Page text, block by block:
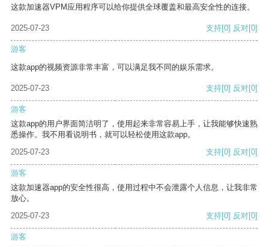
这款加速器VPM应用程序可以给你提供全球覆盖和最高安全性的连接。
2025-07-23 支持[0] 反对[0]
游客
这款app的视频资源非常丰富，可以满足我不同的娱乐需求。
2025-07-23 支持[0] 反对[0]
游客
这款app的用户界面简洁明了，使用起来非常容易上手，让我能够快速熟
悉操作。我不用看说明书，就可以轻松使用这款app。
2025-07-23
支持[0] 反对[0]
游客
这款加速器app的安全性很高，使用过程中不会泄露个人信息，让我非常
放心。
2025-07-23
支持[0] 反对[0]
游客